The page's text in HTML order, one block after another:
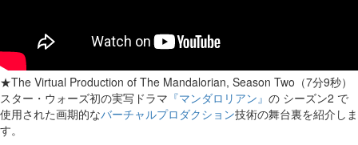
★The Virtual Production of The Mandalorian, Season Two（7分9秒）
スター・ウォーズ初の実写ドラマ 『マンダロリアン』 の シーズン2 で
使用された画期的なバーチャルプロダクション技術の舞台裏を紹介しま
す。